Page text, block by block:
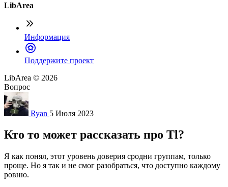
LibArea
Информация
Поддержите проект
LibArea © 2026
Вопрос
Ryan 5 Июля 2023
Кто то может рассказать про Tl?
Я как понял, этот уровень доверия сродни группам, только
проще. Но я так и не смог разобраться, что доступно каждому
ровню.